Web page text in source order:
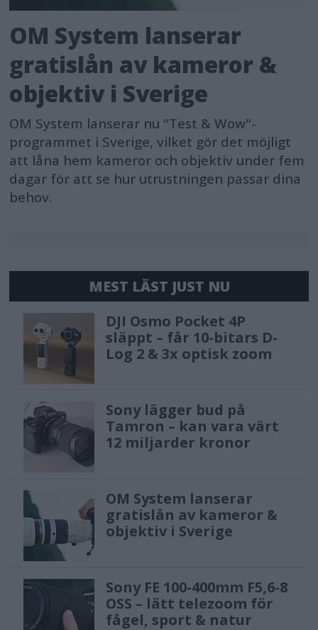
OM System lanserar
gratislån av kameror &
objektiv i Sverige
OM System lanserar nu "Test & Wow"-
programmet i Sverige, vilket gör det möjligt
att låna hem kameror och objektiv under fem
dagar för att se hur utrustningen passar dina
behov.
MEST LÄST JUST NU
DJI Osmo Pocket 4P
släppt – får 10-bitars D-
Log 2 & 3x optisk zoom
Sony lägger bud på
Tamron – kan vara värt
12 miljarder kronor
OM System lanserar
gratislån av kameror &
objektiv i Sverige
Sony FE 100-400mm F5,6-8
OSS – lätt telezoom för
fågel, sport & natur